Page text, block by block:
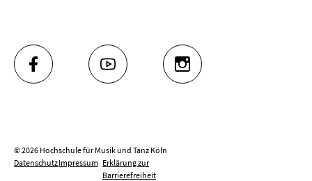
FACEBOOK YOUTUBE INSTAGRAM
© 2026 Hochschule für Musik und Tanz Köln
DatenschutzImpressum Erklärung zur
Barrierefreiheit